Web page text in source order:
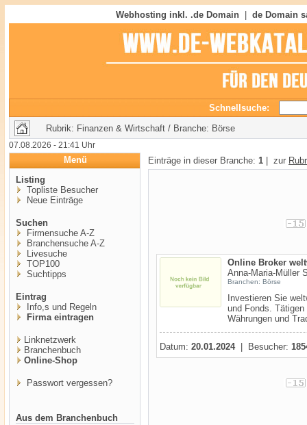
Webhosting inkl. .de Domain de Domain
Schnellsuche:
Rubrik: Finanzen & Wirtschaft / Branche: Börse
07.08.2026 - 21:41 Uhr
Menü
Listing
Topliste Besucher
Neue Einträge
Suchen
Firmensuche A-Z
Branchensuche A-Z
Livesuche
TOP100
Suchtipps
Eintrag
Info,s und Regeln
Firma eintragen
Linknetzwerk
Branchenbuch
Online-Shop
Passwort vergessen?
Aus dem Branchenbuch
Einträge in dieser Branche: 1 | zur
Online Broker
Anna-Maria-Müller
Branchen: Börse
Investieren Sie
und Fonds.
Währungen und
Datum: 20.01.2024| Besucher: